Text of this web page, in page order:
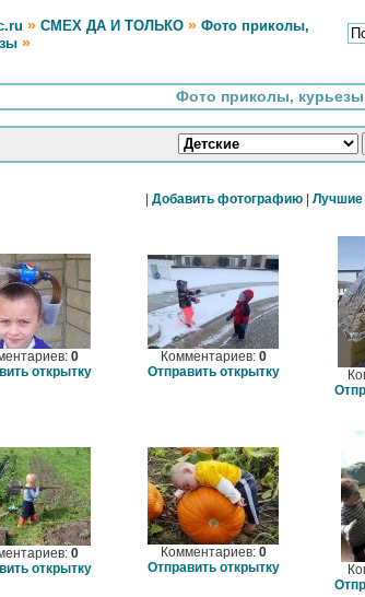
» СМЕХ ДА И ТОЛЬКО » Фото приколы,
»
Фото приколы,
Добавить фотографию| Лучшие
0
открытку
Комментариев: 0
Отправить открытку
0
открытку
Комментариев: 0
Отправить открытку